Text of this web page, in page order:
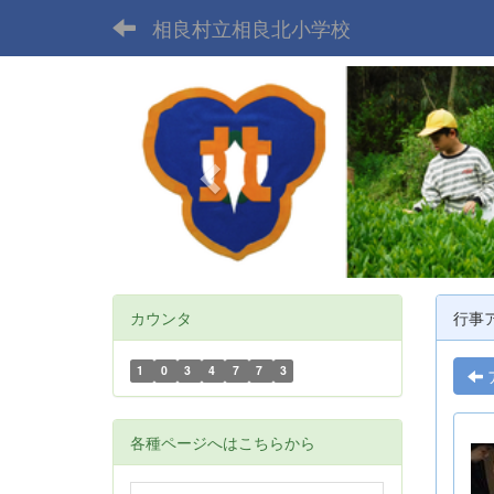
相良村立相良北小学校
p
r
e
v
i
o
u
s
行事
カウンタ
1 0 3 4 7 7 3
各種ページへはこちらから